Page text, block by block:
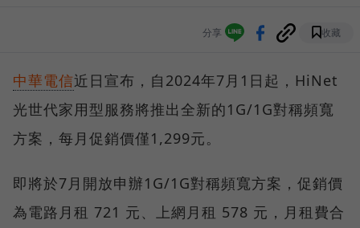
分享 收藏
中華電信近日宣布，自2024年7月1日起，HiNet
光世代家用型服務將推出全新的1G/1G對稱頻寬
方案，每月促銷價僅1,299元。
即將於7月開放申辦1G/1G對稱頻寬方案，促銷價
為電路月租 721 元、上網月租 578 元，月租費合